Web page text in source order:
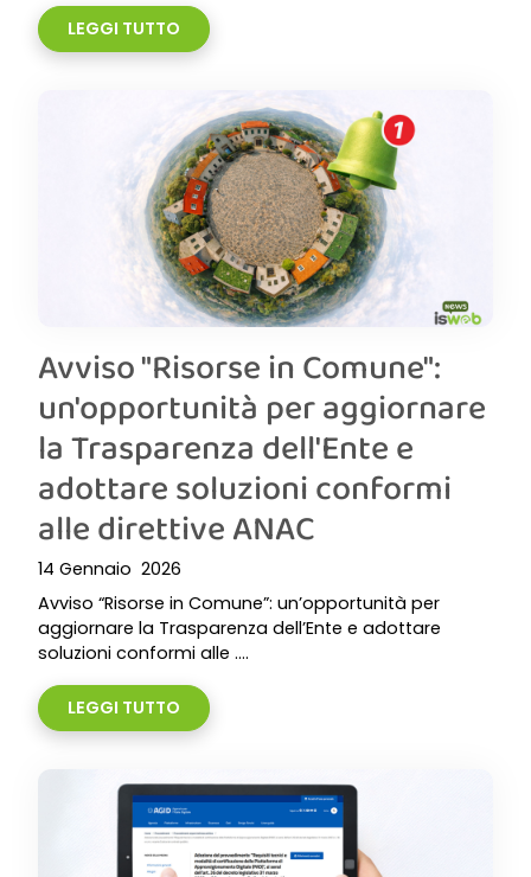
LEGGI TUTTO
Avviso "Risorse in Comune":
un'opportunità per aggiornare
la Trasparenza dell'Ente e
adottare soluzioni conformi
alle direttive ANAC
14 Gennaio 2026
Avviso “Risorse in Comune”: un’opportunità per
aggiornare la Trasparenza dell’Ente e adottare
soluzioni conformi alle ....
LEGGI TUTTO